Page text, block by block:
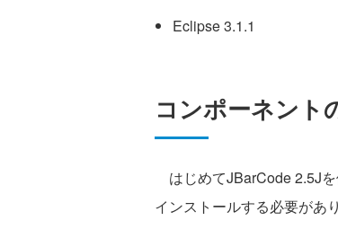
Eclipse 3.1.1
コンポーネント
はじめてJBarCode 2.5J
インストールする必要があり